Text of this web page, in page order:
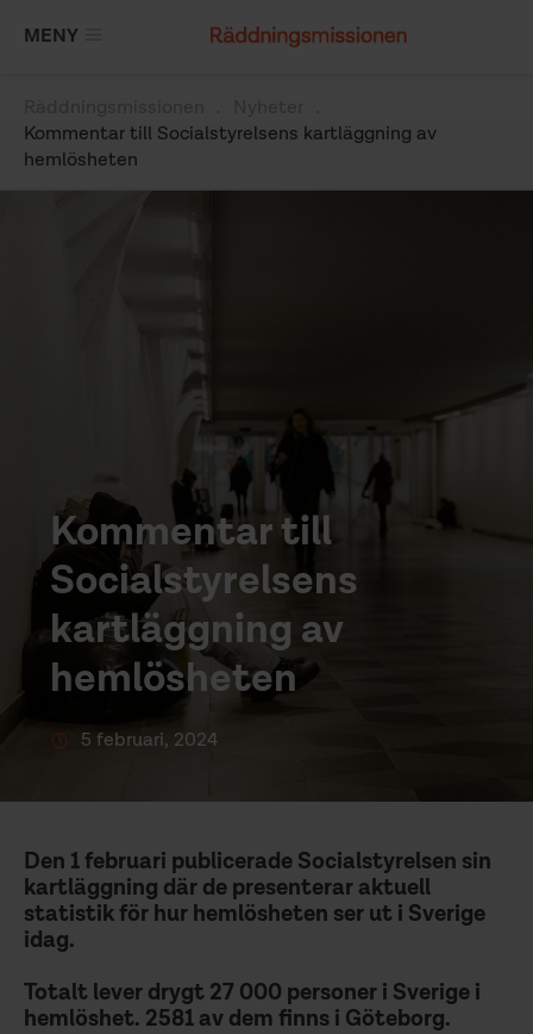
MENY
Länkstig
Kommentar till Socialstyrelsens kartläggning av
hemlösheten
Kommentar till
Socialstyrelsens
kartläggning av
hemlösheten
5 februari, 2024
Den 1 februari publicerade Socialstyrelsen sin
kartläggning där de presenterar aktuell
statistik för hur hemlösheten ser ut i Sverige
idag.
Totalt lever drygt 27 000 personer i Sverige i
hemlöshet. 2581 av dem finns i Göteborg.